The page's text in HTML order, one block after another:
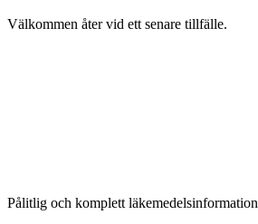
Välkommen åter vid ett senare tillfälle.
Pålitlig och komplett läkemedelsinformation